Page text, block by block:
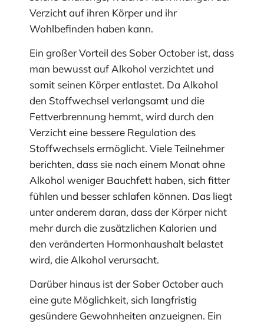
Verzicht auf ihren Körper und ihr
Wohlbefinden haben kann.
Ein großer Vorteil des Sober October ist, dass
man bewusst auf Alkohol verzichtet und
somit seinen Körper entlastet. Da Alkohol
den Stoffwechsel verlangsamt und die
Fettverbrennung hemmt, wird durch den
Verzicht eine bessere Regulation des
Stoffwechsels ermöglicht. Viele Teilnehmer
berichten, dass sie nach einem Monat ohne
Alkohol weniger Bauchfett haben, sich fitter
fühlen und besser schlafen können. Das liegt
unter anderem daran, dass der Körper nicht
mehr durch die zusätzlichen Kalorien und
den veränderten Hormonhaushalt belastet
wird, die Alkohol verursacht.
Darüber hinaus ist der Sober October auch
eine gute Möglichkeit, sich langfristig
gesündere Gewohnheiten anzueignen. Ein